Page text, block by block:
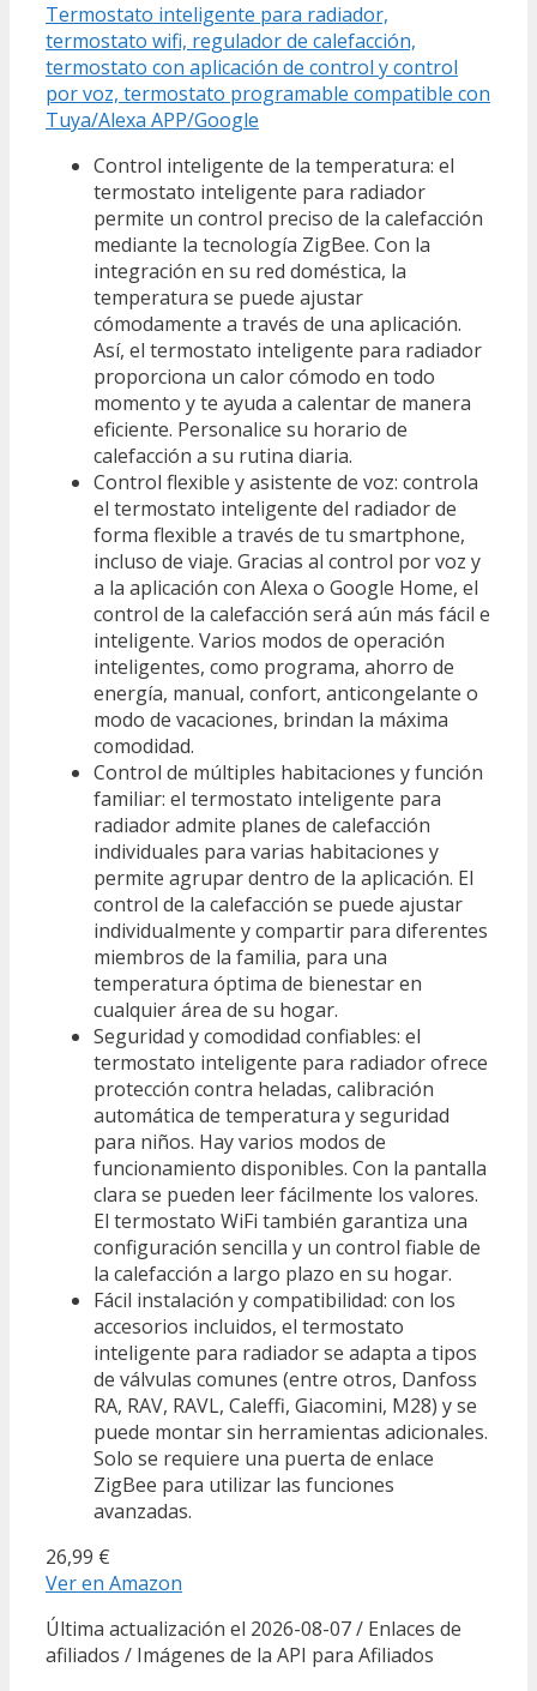
Termostato inteligente para radiador,
termostato wifi, regulador de calefacción,
termostato con aplicación de control y control
por voz, termostato programable compatible con
Tuya/Alexa APP/Google
Control inteligente de la temperatura: el
termostato inteligente para radiador
permite un control preciso de la calefacción
mediante la tecnología ZigBee. Con la
integración en su red doméstica, la
temperatura se puede ajustar
cómodamente a través de una aplicación.
Así, el termostato inteligente para radiador
proporciona un calor cómodo en todo
momento y te ayuda a calentar de manera
eficiente. Personalice su horario de
calefacción a su rutina diaria.
Control flexible y asistente de voz: controla
el termostato inteligente del radiador de
forma flexible a través de tu smartphone,
incluso de viaje. Gracias al control por voz y
a la aplicación con Alexa o Google Home, el
control de la calefacción será aún más fácil e
inteligente. Varios modos de operación
inteligentes, como programa, ahorro de
energía, manual, confort, anticongelante o
modo de vacaciones, brindan la máxima
comodidad.
Control de múltiples habitaciones y función
familiar: el termostato inteligente para
radiador admite planes de calefacción
individuales para varias habitaciones y
permite agrupar dentro de la aplicación. El
control de la calefacción se puede ajustar
individualmente y compartir para diferentes
miembros de la familia, para una
temperatura óptima de bienestar en
cualquier área de su hogar.
Seguridad y comodidad confiables: el
termostato inteligente para radiador ofrece
protección contra heladas, calibración
automática de temperatura y seguridad
para niños. Hay varios modos de
funcionamiento disponibles. Con la pantalla
clara se pueden leer fácilmente los valores.
El termostato WiFi también garantiza una
configuración sencilla y un control fiable de
la calefacción a largo plazo en su hogar.
Fácil instalación y compatibilidad: con los
accesorios incluidos, el termostato
inteligente para radiador se adapta a tipos
de válvulas comunes (entre otros, Danfoss
RA, RAV, RAVL, Caleffi, Giacomini, M28) y se
puede montar sin herramientas adicionales.
Solo se requiere una puerta de enlace
ZigBee para utilizar las funciones
avanzadas.
26,99 €
Ver en Amazon
Última actualización el 2026-08-07 / Enlaces de
afiliados / Imágenes de la API para Afiliados